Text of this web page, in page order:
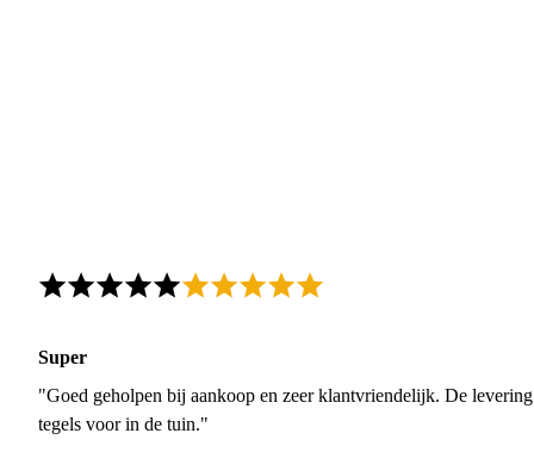
Super
"Goed geholpen bij aankoop en zeer klantvriendelijk. De
tegels voor in de tuin."